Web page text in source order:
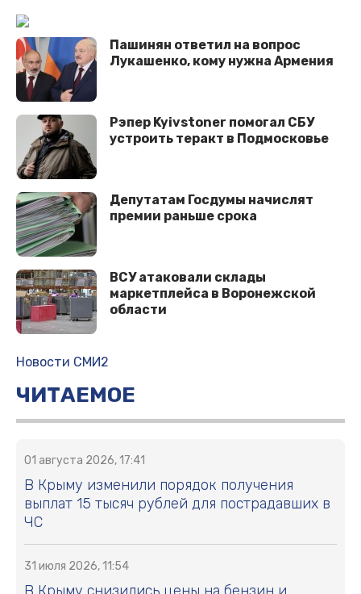
Пашинян ответил на вопрос
Лукашенко, кому нужна Армения
Рэпер Kyivstoner помогал СБУ
устроить теракт в Подмосковье
Депутатам Госдумы начислят
премии раньше срока
ВСУ атаковали склады
маркетплейса в Воронежской
области
Новости СМИ2
ЧИТАЕМОЕ
01 августа 2026, 17:41
В Крыму изменили порядок получения
выплат 15 тысяч рублей для пострадавших в
ЧС
31 июля 2026, 11:54